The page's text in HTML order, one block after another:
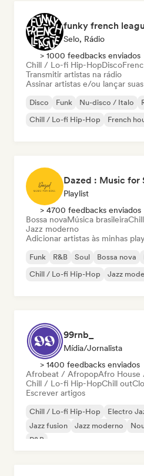
funky french
Selo, Rádio
> 1000 feedbacks enviados
Chill / Lo-fi Hip-HopDisco
Transmitir artistas na rádio
Assinar artistas e/ou lançar
Disco Funk Nu-disco / Italo
Chill / Lo-fi Hip-Hop
French
Dazed : Music for
Playlist
> 4700 feedbacks enviados
Bossa novaMúsica brasileira
Jazz moderno
Adicionar artistas às minhas
Funk R&B Soul Bossa nova
Chill / Lo-fi Hip-Hop
Jazz
99rnb_
Mídia/Jornalista
> 1400 feedbacks enviados
Afrobeat / AfropopAfro House
Chill / Lo-fi Hip-HopChill out
Escrever artigos
Chill / Lo-fi Hip-Hop Electro
Jazz fusion
Jazz moderno
R&B